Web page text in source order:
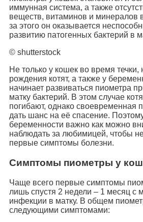
иммунная система, а также
веществ, витаминов и минералов
за этого он оказывается
развитию патогенных бактерий в
© shutterstock
Не только у кошек во время течки,
рождения котят, а также у
начинает развиваться пиометра
матку бактерий. В этом случае
погибают, однако своевременная
дать шанс на её спасение.
беременности важно как можно
наблюдать за любимицей, чтобы
первые симптомы болезни.
Симптомы пиометры у
Чаще всего первые симптомы
лишь спустя 2 недели – 1 месяц с
инфекции в матку. В общем
следующими симптомами: